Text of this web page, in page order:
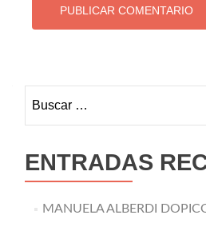
ENTRADAS
MANUELA ALBERDI